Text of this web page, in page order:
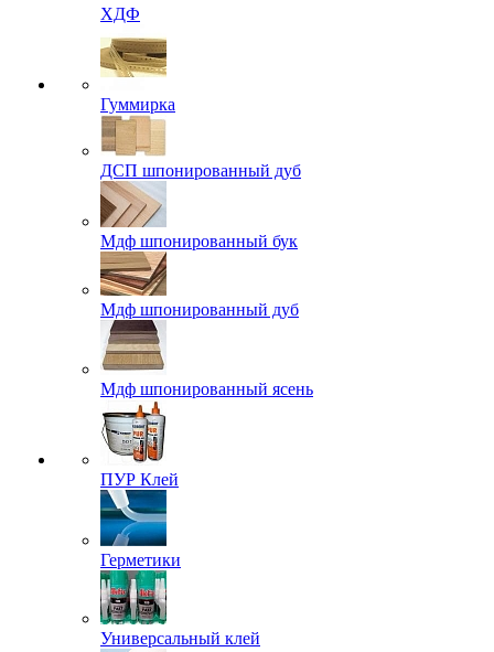
ХДФ
Гуммирка
ДСП шпонированный дуб
Мдф шпонированный бук
Мдф шпонированный дуб
Мдф шпонированный ясень
ПУР Клей
Герметики
Универсальный клей